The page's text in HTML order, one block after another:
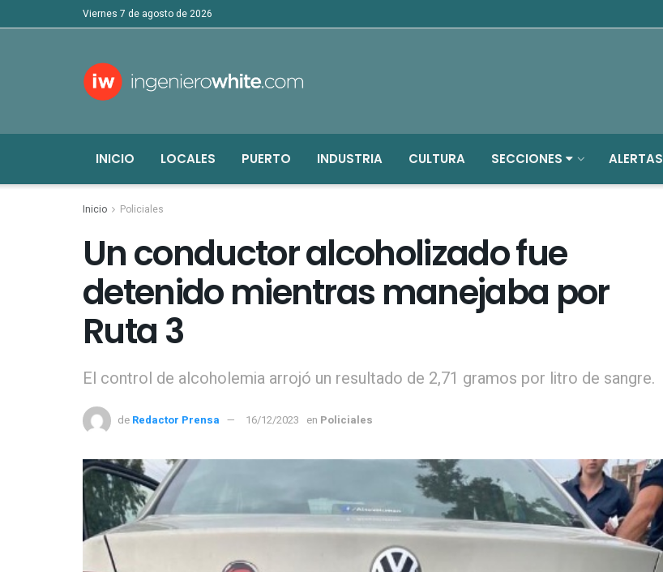
viernes 7 de agosto de 2026
INICIO LOCALES PUERTO INDUSTRIA CULTURA SECCIONES ALERTAS
Inicio Policiales
Un conductor alcoholizado fue
detenido mientras manejaba por
Ruta 3
El control de alcoholemia arrojó un resultado de 2,71 gramos por litro de sangre.
de Redactor Prensa 16/12/2023 en Policiales